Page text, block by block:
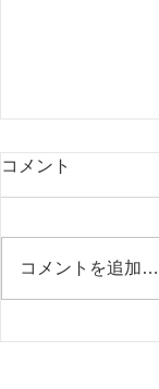
コメント
コメントを追加…